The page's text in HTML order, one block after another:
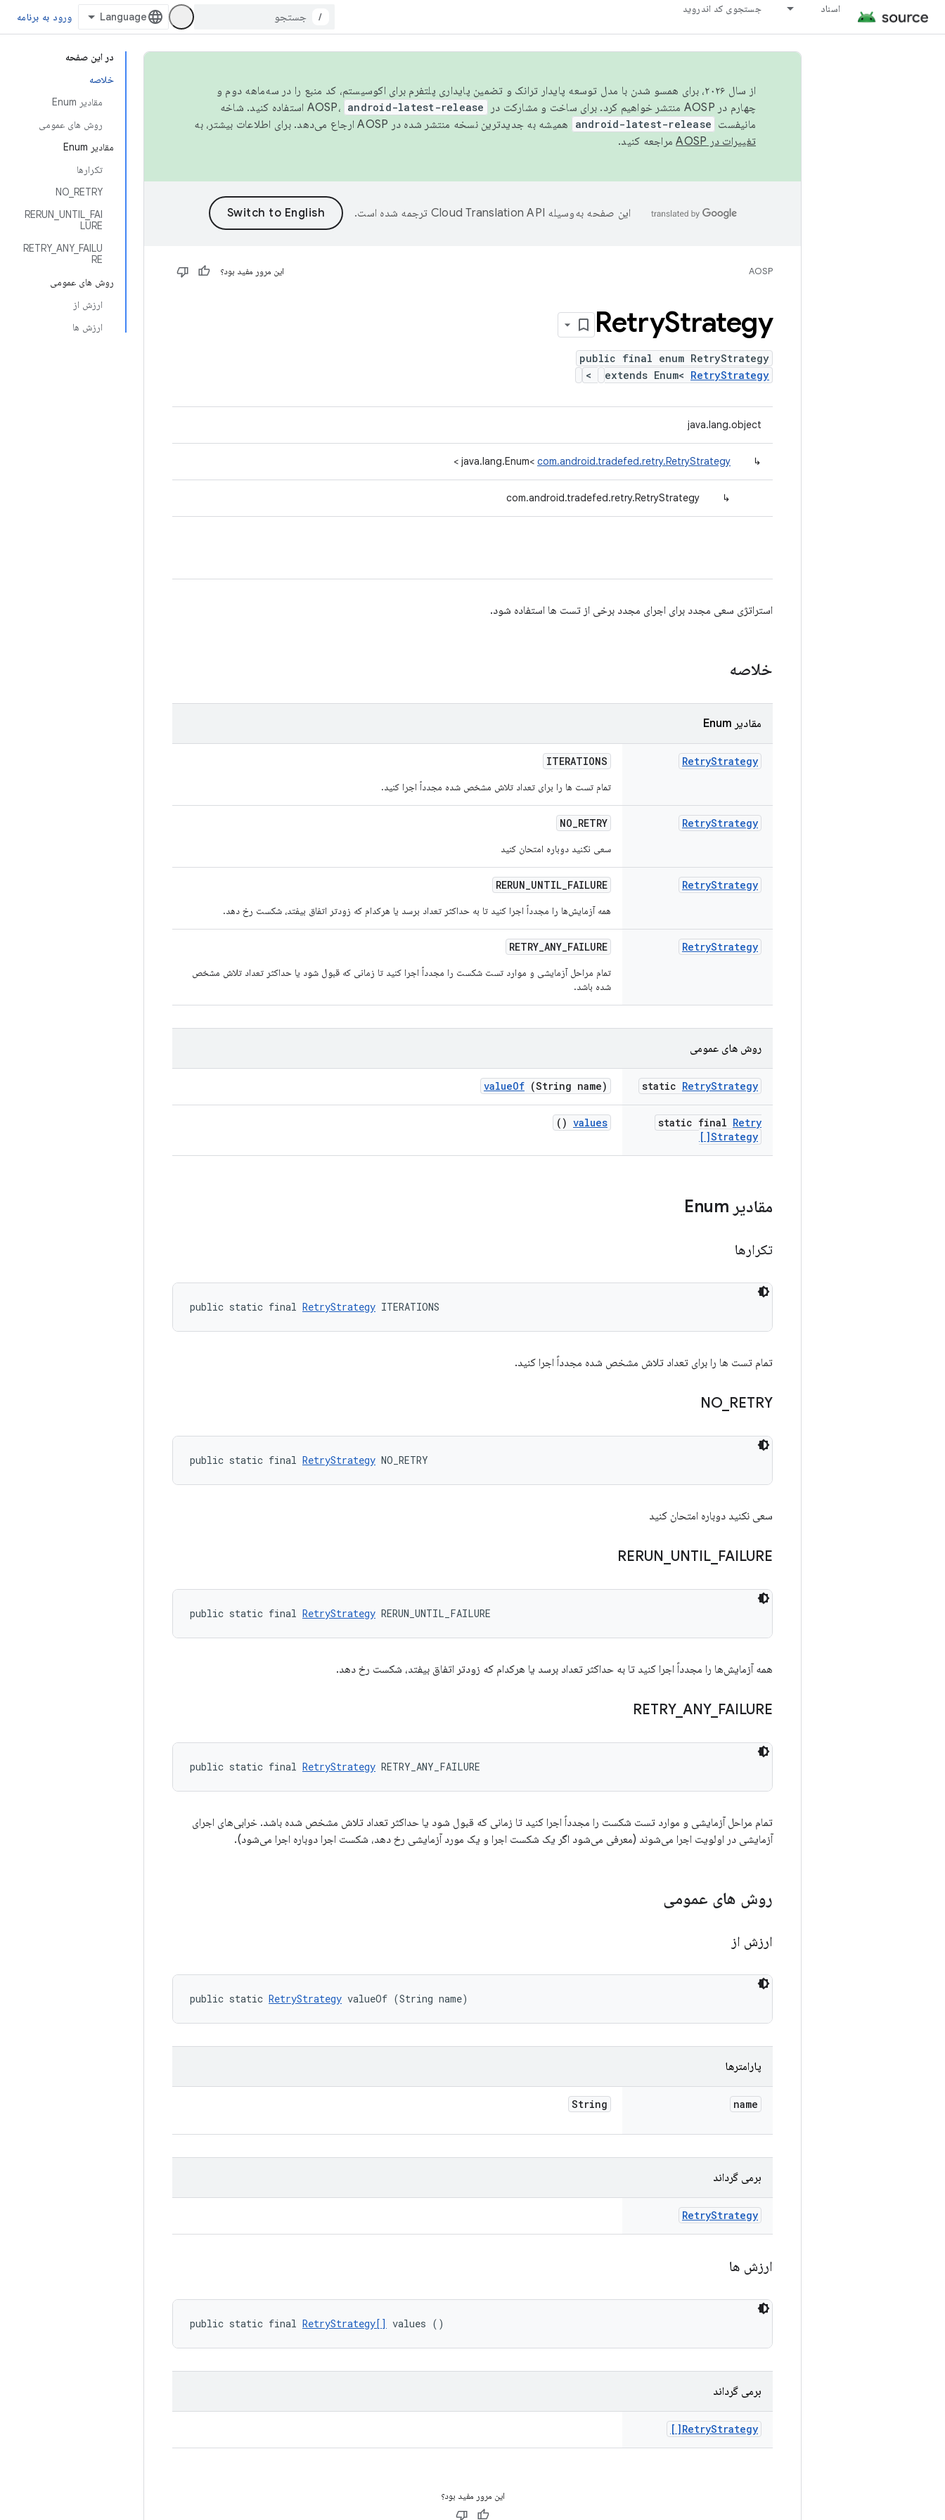
اسناد جستجوی کد اندروید
/ ورود به برنامه
در این صفحه
خلاصه
مقادیر Enum
روش های عمومی
مقادیر Enum
تکرارها
NO_RETRY
RERUN_UNTIL_FAI
LURE
RETRY_ANY_FAILU
RE
روش های عمومی
ارزش از
ارزش ها
از سال ۲۰۲۶، برای همسو شدن با مدل توسعه پایدار ترانک و تضمین پایداری پلتفرم برای اکوسیستم، کد منبع را در سه‌ماهه دوم و
چهارم در AOSP منتشر خواهیم کرد. برای ساخت و مشارکت در AOSP،
android-latest-release
استفاده کنید. شاخه
مانیفست android-latest-release
همیشه به جدیدترین نسخه منتشر شده در AOSP ارجاع می‌دهد. برای اطلاعات بیشتر، به
تغییرات در AOSP
مراجعه کنید.
این صفحه به‌وسیله ترجمه شده است.
AOSP این مرور مفید بود؟
RetryStrategy
public final enum RetryStrategy
extends Enum< RetryStrategy
>
java.lang.object
↳
java.lang.Enum< com.android.tradefed.retry.RetryStrategy
>
↳
com.android.tradefed.retry.RetryStrategy
استراتژی سعی مجدد برای اجرای مجدد برخی از تست ها استفاده شود.
خلاصه
مقادیر Enum
RetryStrategy
ITERATIONS
تمام تست ها را برای تعداد تلاش مشخص شده مجدداً اجرا کنید.
RetryStrategy
NO_RETRY
سعی نکنید دوباره امتحان کنید
RetryStrategy
RERUN_UNTIL_FAILURE
همه آزمایش‌ها را مجدداً اجرا کنید تا به حداکثر تعداد برسد یا هرکدام که زودتر اتفاق بیفتد، شکست رخ دهد.
RetryStrategy
RETRY_ANY_FAILURE
تمام مراحل آزمایشی و موارد تست شکست را مجدداً اجرا کنید تا زمانی که قبول شود یا حداکثر تعداد تلاش مشخص
شده باشد.
روش های عمومی
static RetryStrategy
valueOf (String name)
static final Retry
Strategy[]
values
()
مقادیر Enum
تکرارها
public static final RetryStrategy ITERATIONS
تمام تست ها را برای تعداد تلاش مشخص شده مجدداً اجرا کنید.
NO RETRY
public static final RetryStrategy NO_RETRY
سعی نکنید دوباره امتحان کنید
RERUN UNTIL FAILURE
public static final RetryStrategy RERUN_UNTIL_FAILURE
همه آزمایش‌ها را مجدداً اجرا کنید تا به حداکثر تعداد برسد یا هرکدام که زودتر اتفاق بیفتد، شکست رخ دهد.
RETRY_ ANY_ FAILURE
public static final RetryStrategy RETRY_ANY_FAILURE
تمام مراحل آزمایشی و موارد تست شکست را مجدداً اجرا کنید تا زمانی که قبول شود یا حداکثر تعداد تلاش مشخص شده باشد. خرابی‌های اجرای
آزمایشی در اولویت اجرا می‌شوند (معرفی می‌شود اگر یک شکست اجرا و یک مورد آزمایشی رخ دهد، شکست اجرا دوباره اجرا می‌شود).
روش های عمومی
ارزش از
public static RetryStrategy valueOf (String name)
پارامترها
name
String
برمی گرداند
RetryStrategy
ارزش ها
public static final RetryStrategy[] values ()
برمی گرداند
RetryStrategy[]
این مرور مفید بود؟